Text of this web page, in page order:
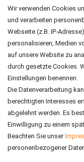
Impressum
ZAHLUNGSARTEN
Wir verwenden Cookies
und verarbeiten
Webseite (z.B. IP-
personalisieren, Medien
auf unsere Website zu
durch gesetzte Cookies.
Einstellungen benennen.
Die Datenverarbeitung
berechtigten Interesses
abgelehnt werden. Es
Einwilligung zu einem
Beachten Sie unser
personenbezogener